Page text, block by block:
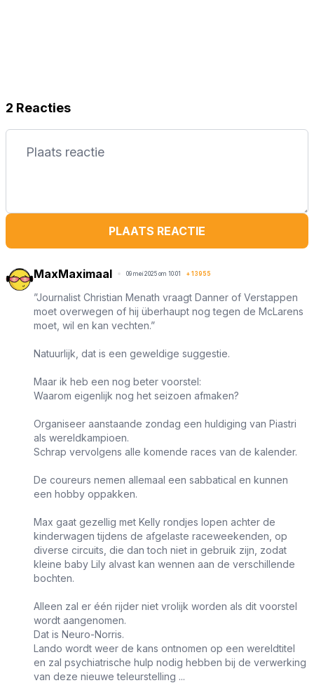
2 Reacties
PLAATS REACTIE
MaxMaximaal 09 mei 2025 om 10:01 + 13955
”Journalist Christian Menath vraagt Danner of Verstappen
moet overwegen of hij überhaupt nog tegen de McLarens
moet, wil en kan vechten.”
Natuurlijk, dat is een geweldige suggestie.
Maar ik heb een nog beter voorstel:
Waarom eigenlijk nog het seizoen afmaken?
Organiseer aanstaande zondag een huldiging van Piastri
als wereldkampioen.
Schrap vervolgens alle komende races van de kalender.
De coureurs nemen allemaal een sabbatical en kunnen
een hobby oppakken.
Max gaat gezellig met Kelly rondjes lopen achter de
kinderwagen tijdens de afgelaste raceweekenden, op
diverse circuits, die dan toch niet in gebruik zijn, zodat
kleine baby Lily alvast kan wennen aan de verschillende
bochten.
Alleen zal er één rijder niet vrolijk worden als dit voorstel
wordt aangenomen.
Dat is Neuro-Norris.
Lando wordt weer de kans ontnomen op een wereldtitel
en zal psychiatrische hulp nodig hebben bij de verwerking
van deze nieuwe teleurstelling ...